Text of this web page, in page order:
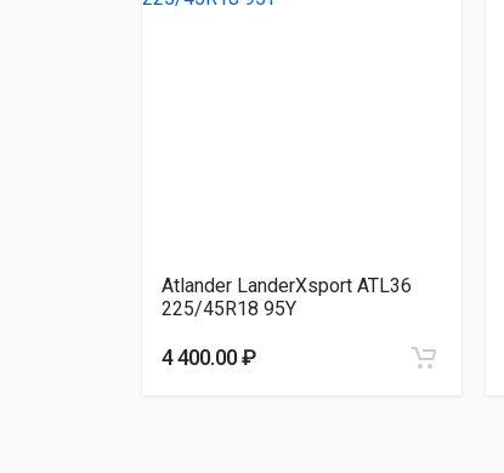
Atlander LanderXsport ATL36
225/45R18 95Y
4 400.00 ₽